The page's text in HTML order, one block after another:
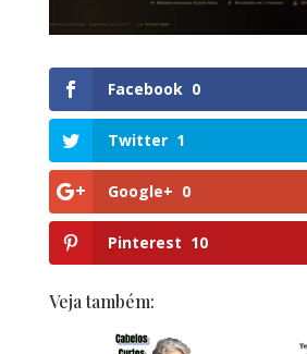
Facebook 0
Twitter 1
Google+ 0
Pinterest 10
Veja também: